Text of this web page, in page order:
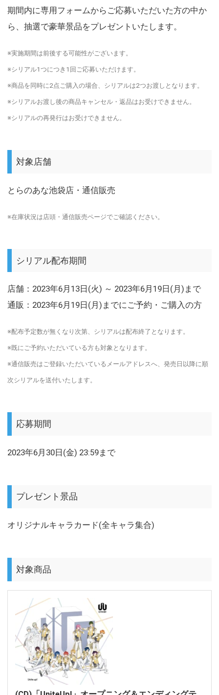
期間内に専用フォームからご応募いただいた方の中か
ら、抽選で豪華景品をプレゼントいたします。
※実施期間は前後する可能性がございます。
※シリアル1つにつき1回ご応募いただけます。
※商品を同時に2点ご購入の場合、シリアルは2つお渡しとなります。
※シリアルお渡し後の商品キャンセル・返品はお受けできません。
※シリアルの再発行はお受けできません。
対象店舗
とらのあな池袋店・通信販売
※在庫状況は店頭・通信販売ページでご確認ください。
シリアル配布期間
店舗：2023年6月13日(火) ～ 2023年6月19日(月)まで
通販：2023年6月19日(月)までにご予約・ご購入の方
※配布予定数が無くなり次第、シリアルは配布終了となります。
※既にご予約いただいている方も対象となります。
※通信販売はご登録いただいているメールアドレスへ、発売日以降に順
次シリアルを送付いたします。
応募期間
2023年6月30日(金) 23:59まで
プレゼント景品
オリジナルキャラカード(全キャラ集合)
対象商品